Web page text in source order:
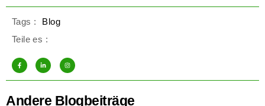
Tags :
Blog
Teile es :
Andere Blogbeiträge